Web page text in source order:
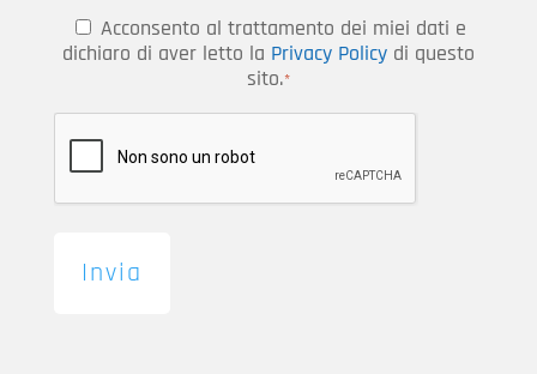
Consenso
*
Acconsento al trattamento dei miei dati e
dichiaro di aver letto la Privacy Policydi questo
sito.*